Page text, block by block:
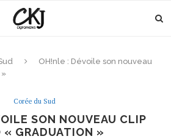
OH!nle : Dévoile son nouveau
Corée du Sud
SON NOUVEAU CLIP
« GRADUATION »